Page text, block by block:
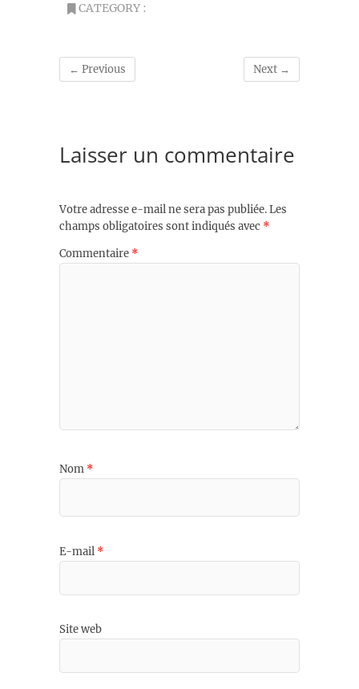
CATEGORY :
← Previous Next →
Laisser un commentaire
Votre adresse e-mail ne sera pas publiée.Les
champs obligatoires sont indiqués avec *
Commentaire *
Nom *
E-mail *
Site web